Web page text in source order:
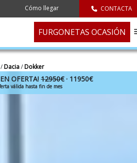
Cómo llegar CONTACTA
FURGONETAS OCASIÓN
/Dacia/Dokker
OFERTA! 12950€· 11950€
válida hasta fin de mes